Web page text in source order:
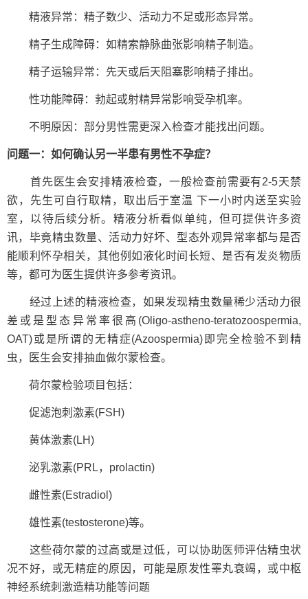
精液异常：精子数少、活动力不足或形态异常。
精子生成障碍：如精索静脉曲张影响精子制造。
精子运输异常：先天或后天阻塞影响精子排出。
性功能障碍：勃起或射精异常影响受孕机率。
不明原因：部分男性需更深入检查才能找出问题。
问题一：如何确认另一半患有男性不孕症？
首先医生会安排精液检查，一般检查前需要有2-5天禁
欲，先生可自行取精，取出后于室温 下一小时内送至实验
室，以待后续分析。精液分析看似单纯，但可提供许多资
讯，毕竟精虫数量、活动力好坏、型态外观异常率都与是否
能顺利怀孕相关，其他例如液化时间长短、是否有发炎物质
等，都可为医生提供许多参考资讯。
经过上述的精液检查，如果发现精虫数量稀少活动力很
差或是型态异常率很高(Oligo-astheno-teratozoospermia,
OAT)或是所谓的无精症(Azoospermia)即完全检验不到精
虫，医生会安排抽血做尔蒙检查。
荷尔蒙检验项目包括：
促滤泡刺激素(FSH)
黄体激素(LH)
泌乳激素(PRL，prolactin)
雌性素(Estradiol)
雄性素(testosterone)等。
这些荷尔蒙的过高或是过低，可以协助医师评估精虫状
况不好，或无精症的原因，可能是原发性睪丸衰竭，或中枢
神经系统刺激造精功能等问题